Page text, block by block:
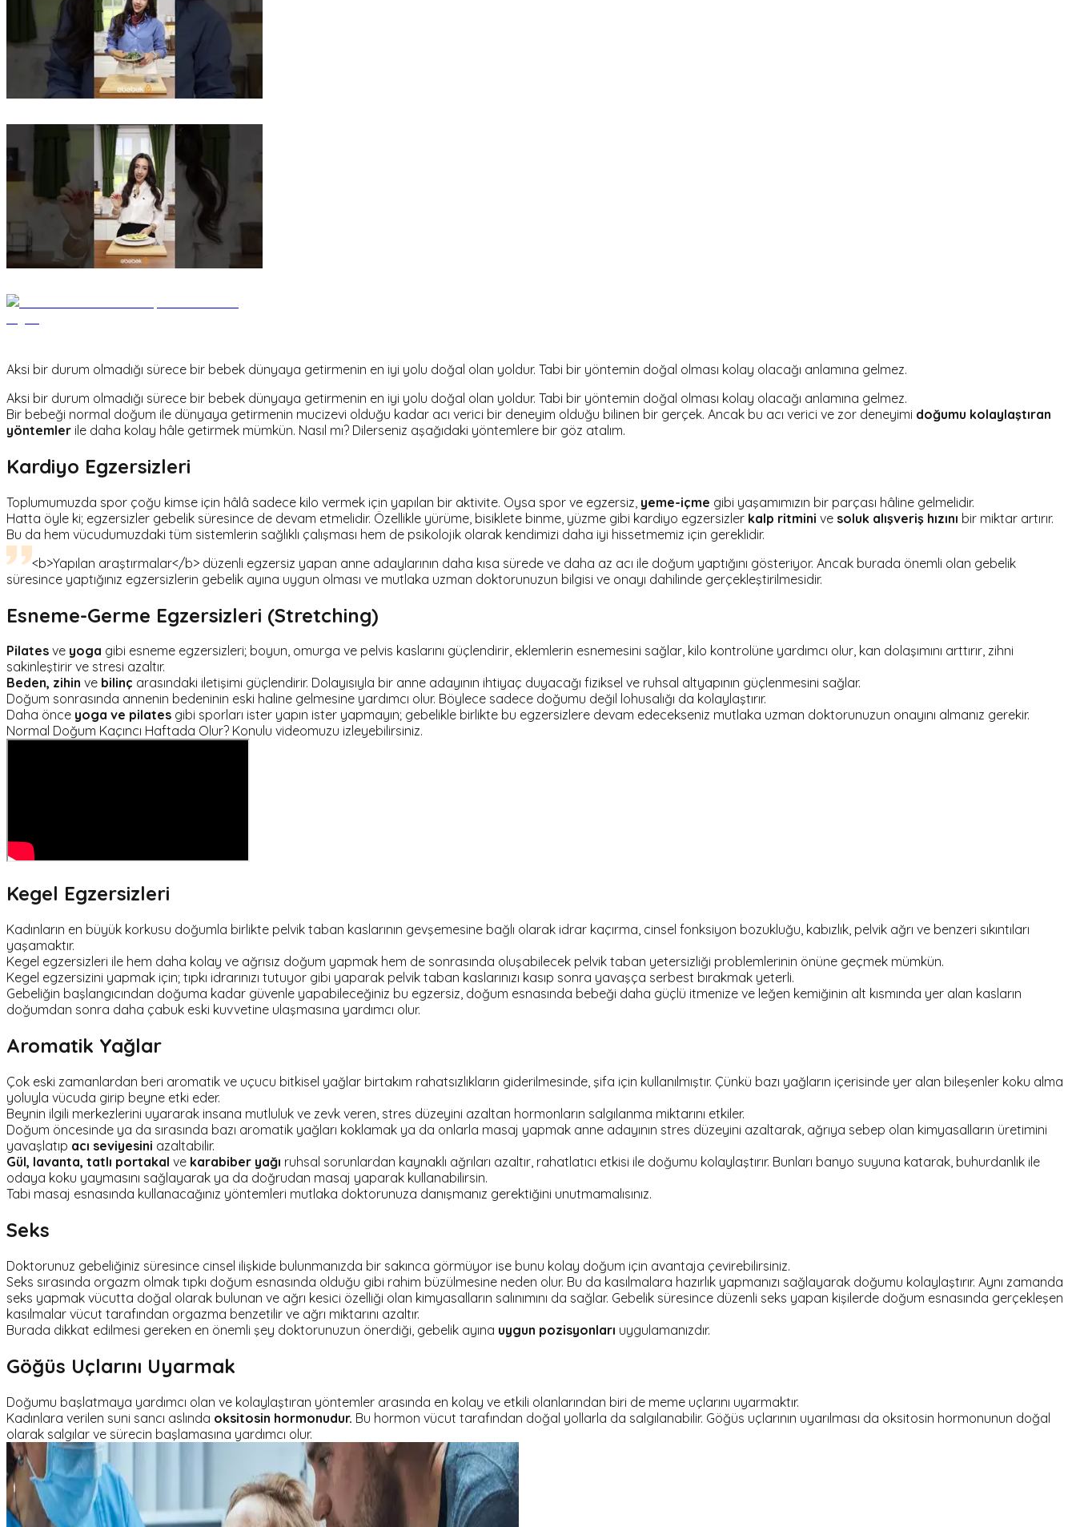
Aksi bir durum olmadığı sürece bir bebek dünyaya getirmenin en iyi yolu doğal olan yoldur. Tabi bir yöntemin doğal olması kolay olacağı anlamına gelmez.
Aksi bir durum olmadığı sürece bir bebek dünyaya getirmenin en iyi yolu doğal olan yoldur. Tabi bir yöntemin doğal olması kolay olacağı anlamına gelmez.
Bir bebeği normal doğum ile dünyaya getirmenin mucizevi olduğu kadar acı verici bir deneyim olduğu bilinen bir gerçek. Ancak bu acı verici ve zor deneyimi doğumu kolaylaştıran
yöntemler ile daha kolay hâle getirmek mümkün. Nasıl mı? Dilerseniz aşağıdaki yöntemlere bir göz atalım.
Kardiyo Egzersizleri
Toplumumuzda spor çoğu kimse için hâlâ sadece kilo vermek için yapılan bir aktivite. Oysa spor ve egzersiz, yeme-içme gibi yaşamımızın bir parçası hâline gelmelidir.
Hatta öyle ki; egzersizler gebelik süresince de devam etmelidir. Özellikle yürüme, bisiklete binme, yüzme gibi kardiyo egzersizler kalp ritmini ve soluk alışveriş hızını bir miktar artırır.
Bu da hem vücudumuzdaki tüm sistemlerin sağlıklı çalışması hem de psikolojik olarak kendimizi daha iyi hissetmemiz için gereklidir.
<b>Yapılan araştırmalar</b> düzenli egzersiz yapan anne adaylarının daha kısa sürede ve daha az acı ile doğum yaptığını gösteriyor. Ancak burada önemli olan gebelik
süresince yaptığınız egzersizlerin gebelik ayına uygun olması ve mutlaka uzman doktorunuzun bilgisi ve onayı dahilinde gerçekleştirilmesidir.
Esneme-Germe Egzersizleri (Stretching)
Pilates ve yoga gibi esneme egzersizleri; boyun, omurga ve pelvis kaslarını güçlendirir, eklemlerin esnemesini sağlar, kilo kontrolüne yardımcı olur, kan dolaşımını arttırır, zihni
sakinleştirir ve stresi azaltır.
Beden, zihin ve bilinç arasındaki iletişimi güçlendirir. Dolayısıyla bir anne adayının ihtiyaç duyacağı fiziksel ve ruhsal altyapının güçlenmesini sağlar.
Doğum sonrasında annenin bedeninin eski haline gelmesine yardımcı olur. Böylece sadece doğumu değil lohusalığı da kolaylaştırır.
Daha önce yoga ve pilates gibi sporları ister yapın ister yapmayın; gebelikle birlikte bu egzersizlere devam edecekseniz mutlaka uzman doktorunuzun onayını almanız gerekir.
Normal Doğum Kaçıncı Haftada Olur? Konulu videomuzu izleyebilirsiniz.
Kegel Egzersizleri
Kadınların en büyük korkusu doğumla birlikte pelvik taban kaslarının gevşemesine bağlı olarak idrar kaçırma, cinsel fonksiyon bozukluğu, kabızlık, pelvik ağrı ve benzeri sıkıntıları
yaşamaktır.
Kegel egzersizleri ile hem daha kolay ve ağrısız doğum yapmak hem de sonrasında oluşabilecek pelvik taban yetersizliği problemlerinin önüne geçmek mümkün.
Kegel egzersizini yapmak için; tıpkı idrarınızı tutuyor gibi yaparak pelvik taban kaslarınızı kasıp sonra yavaşça serbest bırakmak yeterli.
Gebeliğin başlangıcından doğuma kadar güvenle yapabileceğiniz bu egzersiz, doğum esnasında bebeği daha güçlü itmenize ve leğen kemiğinin alt kısmında yer alan kasların
doğumdan sonra daha çabuk eski kuvvetine ulaşmasına yardımcı olur.
Aromatik Yağlar
Çok eski zamanlardan beri aromatik ve uçucu bitkisel yağlar birtakım rahatsızlıkların giderilmesinde, şifa için kullanılmıştır. Çünkü bazı yağların içerisinde yer alan bileşenler koku alma
yoluyla vücuda girip beyne etki eder.
Beynin ilgili merkezlerini uyararak insana mutluluk ve zevk veren, stres düzeyini azaltan hormonların salgılanma miktarını etkiler.
Doğum öncesinde ya da sırasında bazı aromatik yağları koklamak ya da onlarla masaj yapmak anne adayının stres düzeyini azaltarak, ağrıya sebep olan kimyasalların üretimini
yavaşlatıp acı seviyesini azaltabilir.
Gül, lavanta, tatlı portakal ve karabiber yağı ruhsal sorunlardan kaynaklı ağrıları azaltır, rahatlatıcı etkisi ile doğumu kolaylaştırır. Bunları banyo suyuna katarak, buhurdanlık ile
odaya koku yaymasını sağlayarak ya da doğrudan masaj yaparak kullanabilirsin.
Tabi masaj esnasında kullanacağınız yöntemleri mutlaka doktorunuza danışmanız gerektiğini unutmamalısınız.
Seks
Doktorunuz gebeliğiniz süresince cinsel ilişkide bulunmanızda bir sakınca görmüyor ise bunu kolay doğum için avantaja çevirebilirsiniz.
Seks sırasında orgazm olmak tıpkı doğum esnasında olduğu gibi rahim büzülmesine neden olur. Bu da kasılmalara hazırlık yapmanızı sağlayarak doğumu kolaylaştırır. Aynı zamanda
seks yapmak vücutta doğal olarak bulunan ve ağrı kesici özelliği olan kimyasalların salınımını da sağlar. Gebelik süresince düzenli seks yapan kişilerde doğum esnasında gerçekleşen
kasılmalar vücut tarafından orgazma benzetilir ve ağrı miktarını azaltır.
Burada dikkat edilmesi gereken en önemli şey doktorunuzun önerdiği, gebelik ayına uygun pozisyonları uygulamanızdır.
Göğüs Uçlarını Uyarmak
Doğumu başlatmaya yardımcı olan ve kolaylaştıran yöntemler arasında en kolay ve etkili olanlarından biri de meme uçlarını uyarmaktır.
Kadınlara verilen suni sancı aslında oksitosin hormonudur. Bu hormon vücut tarafından doğal yollarla da salgılanabilir. Göğüs uçlarının uyarılması da oksitosin hormonunun doğal
olarak salgılar ve sürecin başlamasına yardımcı olur.